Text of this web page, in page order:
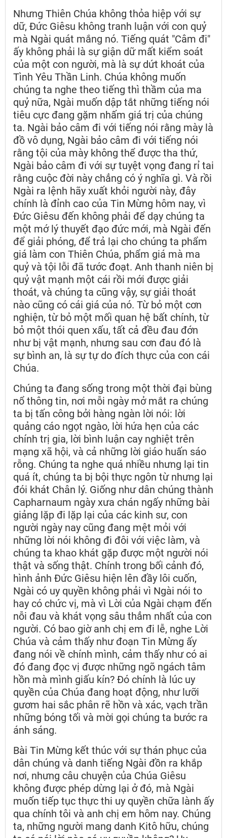
Nhưng Thiên Chúa không thỏa hiệp với sự
dữ, Đức Giêsu không tranh luận với con quỷ
mà Ngài quát mắng nó. Tiếng quát "Câm đi"
ấy không phải là sự giận dữ mất kiểm soát
của một con người, mà là sự dứt khoát của
Tình Yêu Thần Linh. Chúa không muốn
chúng ta nghe theo tiếng thì thầm của ma
quỷ nữa, Ngài muốn dập tắt những tiếng nói
tiêu cực đang gặm nhấm giá trị của chúng
ta. Ngài bảo câm đi với tiếng nói rằng mày là
đồ vô dụng, Ngài bảo câm đi với tiếng nói
rằng tội của mày không thể được tha thứ,
Ngài bảo câm đi với sự tuyệt vọng đang rỉ tai
rằng cuộc đời này chẳng có ý nghĩa gì. Và rồi
Ngài ra lệnh hãy xuất khỏi người này, đây
chính là đỉnh cao của Tin Mừng hôm nay, vì
Đức Giêsu đến không phải để dạy chúng ta
một mớ lý thuyết đạo đức mới, mà Ngài đến
để giải phóng, để trả lại cho chúng ta phẩm
giá làm con Thiên Chúa, phẩm giá mà ma
quỷ và tội lỗi đã tước đoạt. Anh thanh niên bị
quỷ vật mạnh một cái rồi mới được giải
thoát, và chúng ta cũng vậy, sự giải thoát
nào cũng có cái giá của nó. Từ bỏ một cơn
nghiện, từ bỏ một mối quan hệ bất chính, từ
bỏ một thói quen xấu, tất cả đều đau đớn
như bị vật mạnh, nhưng sau cơn đau đó là
sự bình an, là sự tự do đích thực của con cái
Chúa.
Chúng ta đang sống trong một thời đại bùng
nổ thông tin, nơi mỗi ngày mở mắt ra chúng
ta bị tấn công bởi hàng ngàn lời nói: lời
quảng cáo ngọt ngào, lời hứa hẹn của các
chính trị gia, lời bình luận cay nghiệt trên
mạng xã hội, và cả những lời giáo huấn sáo
rỗng. Chúng ta nghe quá nhiều nhưng lại tin
quá ít, chúng ta bị bội thực ngôn từ nhưng lại
đói khát Chân lý. Giống như dân chúng thành
Capharnaum ngày xưa chán ngấy những bài
giảng lặp đi lặp lại của các kinh sư, con
người ngày nay cũng đang mệt mỏi với
những lời nói không đi đôi với việc làm, và
chúng ta khao khát gặp được một người nói
thật và sống thật. Chính trong bối cảnh đó,
hình ảnh Đức Giêsu hiện lên đầy lôi cuốn,
Ngài có uy quyền không phải vì Ngài nói to
hay có chức vị, mà vì Lời của Ngài chạm đến
nỗi đau và khát vọng sâu thẳm nhất của con
người. Có bao giờ anh chị em đi lễ, nghe Lời
Chúa và cảm thấy như đoạn Tin Mừng ấy
đang nói về chính mình, cảm thấy như có ai
đó đang đọc vị được những ngõ ngách tâm
hồn mà mình giấu kín? Đó chính là lúc uy
quyền của Chúa đang hoạt động, như lưỡi
gươm hai sắc phân rẽ hồn và xác, vạch trần
những bóng tối và mời gọi chúng ta bước ra
ánh sáng.
Bài Tin Mừng kết thúc với sự thán phục của
dân chúng và danh tiếng Ngài đồn ra khắp
nơi, nhưng câu chuyện của Chúa Giêsu
không được phép dừng lại ở đó, mà Ngài
muốn tiếp tục thực thi uy quyền chữa lành ấy
qua chính tôi và anh chị em hôm nay. Chúng
ta, những người mang danh Kitô hữu, chúng